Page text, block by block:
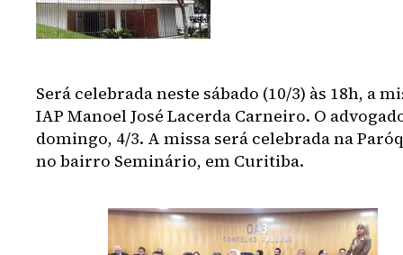
Será celebrada neste sábado (10/3) às 18h, a
IAP Manoel José Lacerda Carneiro. O
domingo, 4/3. A missa será celebrada na
no bairro Seminário, em Curitiba.